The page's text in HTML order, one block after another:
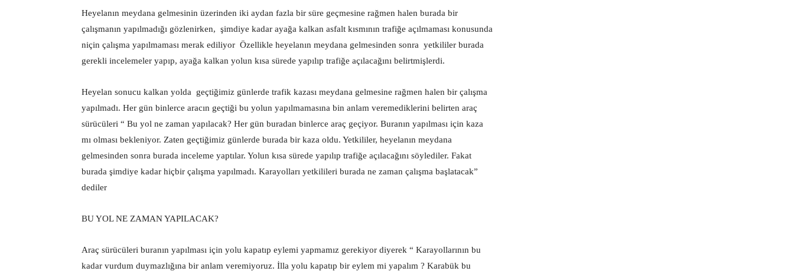
Heyelanın meydana gelmesinin üzerinden iki aydan fazla bir süre geçmesine rağmen halen burada bir
çalışmanın yapılmadığı gözlenirken, şimdiye kadar ayağa kalkan asfalt kısmının trafiğe açılmaması konusunda
niçin çalışma yapılmaması merak ediliyor Özellikle heyelanın meydana gelmesinden sonra yetkililer burada
gerekli incelemeler yapıp, ayağa kalkan yolun kısa sürede yapılıp trafiğe açılacağını belirtmişlerdi.
Heyelan sonucu kalkan yolda geçtiğimiz günlerde trafik kazası meydana gelmesine rağmen halen bir çalışma
yapılmadı. Her gün binlerce aracın geçtiği bu yolun yapılmamasına bin anlam veremediklerini belirten araç
sürücüleri “ Bu yol ne zaman yapılacak? Her gün buradan binlerce araç geçiyor. Buranın yapılması için kaza
mı olması bekleniyor. Zaten geçtiğimiz günlerde burada bir kaza oldu. Yetkililer, heyelanın meydana
gelmesinden sonra burada inceleme yaptılar. Yolun kısa sürede yapılıp trafiğe açılacağını söylediler. Fakat
burada şimdiye kadar hiçbir çalışma yapılmadı. Karayolları yetkilileri burada ne zaman çalışma başlatacak”
dediler
BU YOL NE ZAMAN YAPILACAK?
Araç sürücüleri buranın yapılması için yolu kapatıp eylemi yapmamız gerekiyor diyerek “ Karayollarının bu
kadar vurdum duymazlığına bir anlam veremiyoruz. İlla yolu kapatıp bir eylem mi yapalım ? Karabük bu